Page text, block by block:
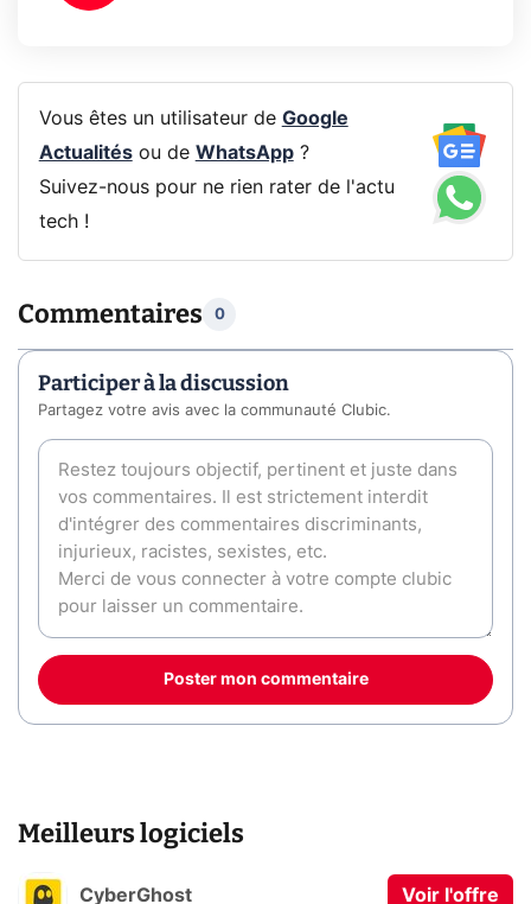
Vous êtes un utilisateur de Google
Actualitésou de WhatsApp?
Suivez-nous pour ne rien rater de l'actu
tech !
Commentaires 0
Participer à la discussion
Partagez votre avis avec la communauté Clubic.
Poster mon commentaire
Meilleurs logiciels
CyberGhost Voir l'offre